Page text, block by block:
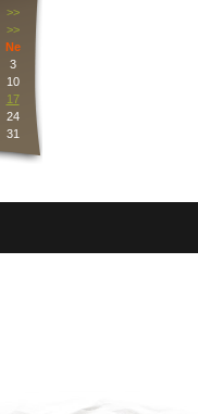
>>
>>
Ne
3
10
17
24
31